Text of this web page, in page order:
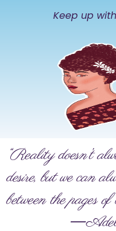
Keep up
“Reality doesn’t
desire, but we can
between the pages of
―Adelise